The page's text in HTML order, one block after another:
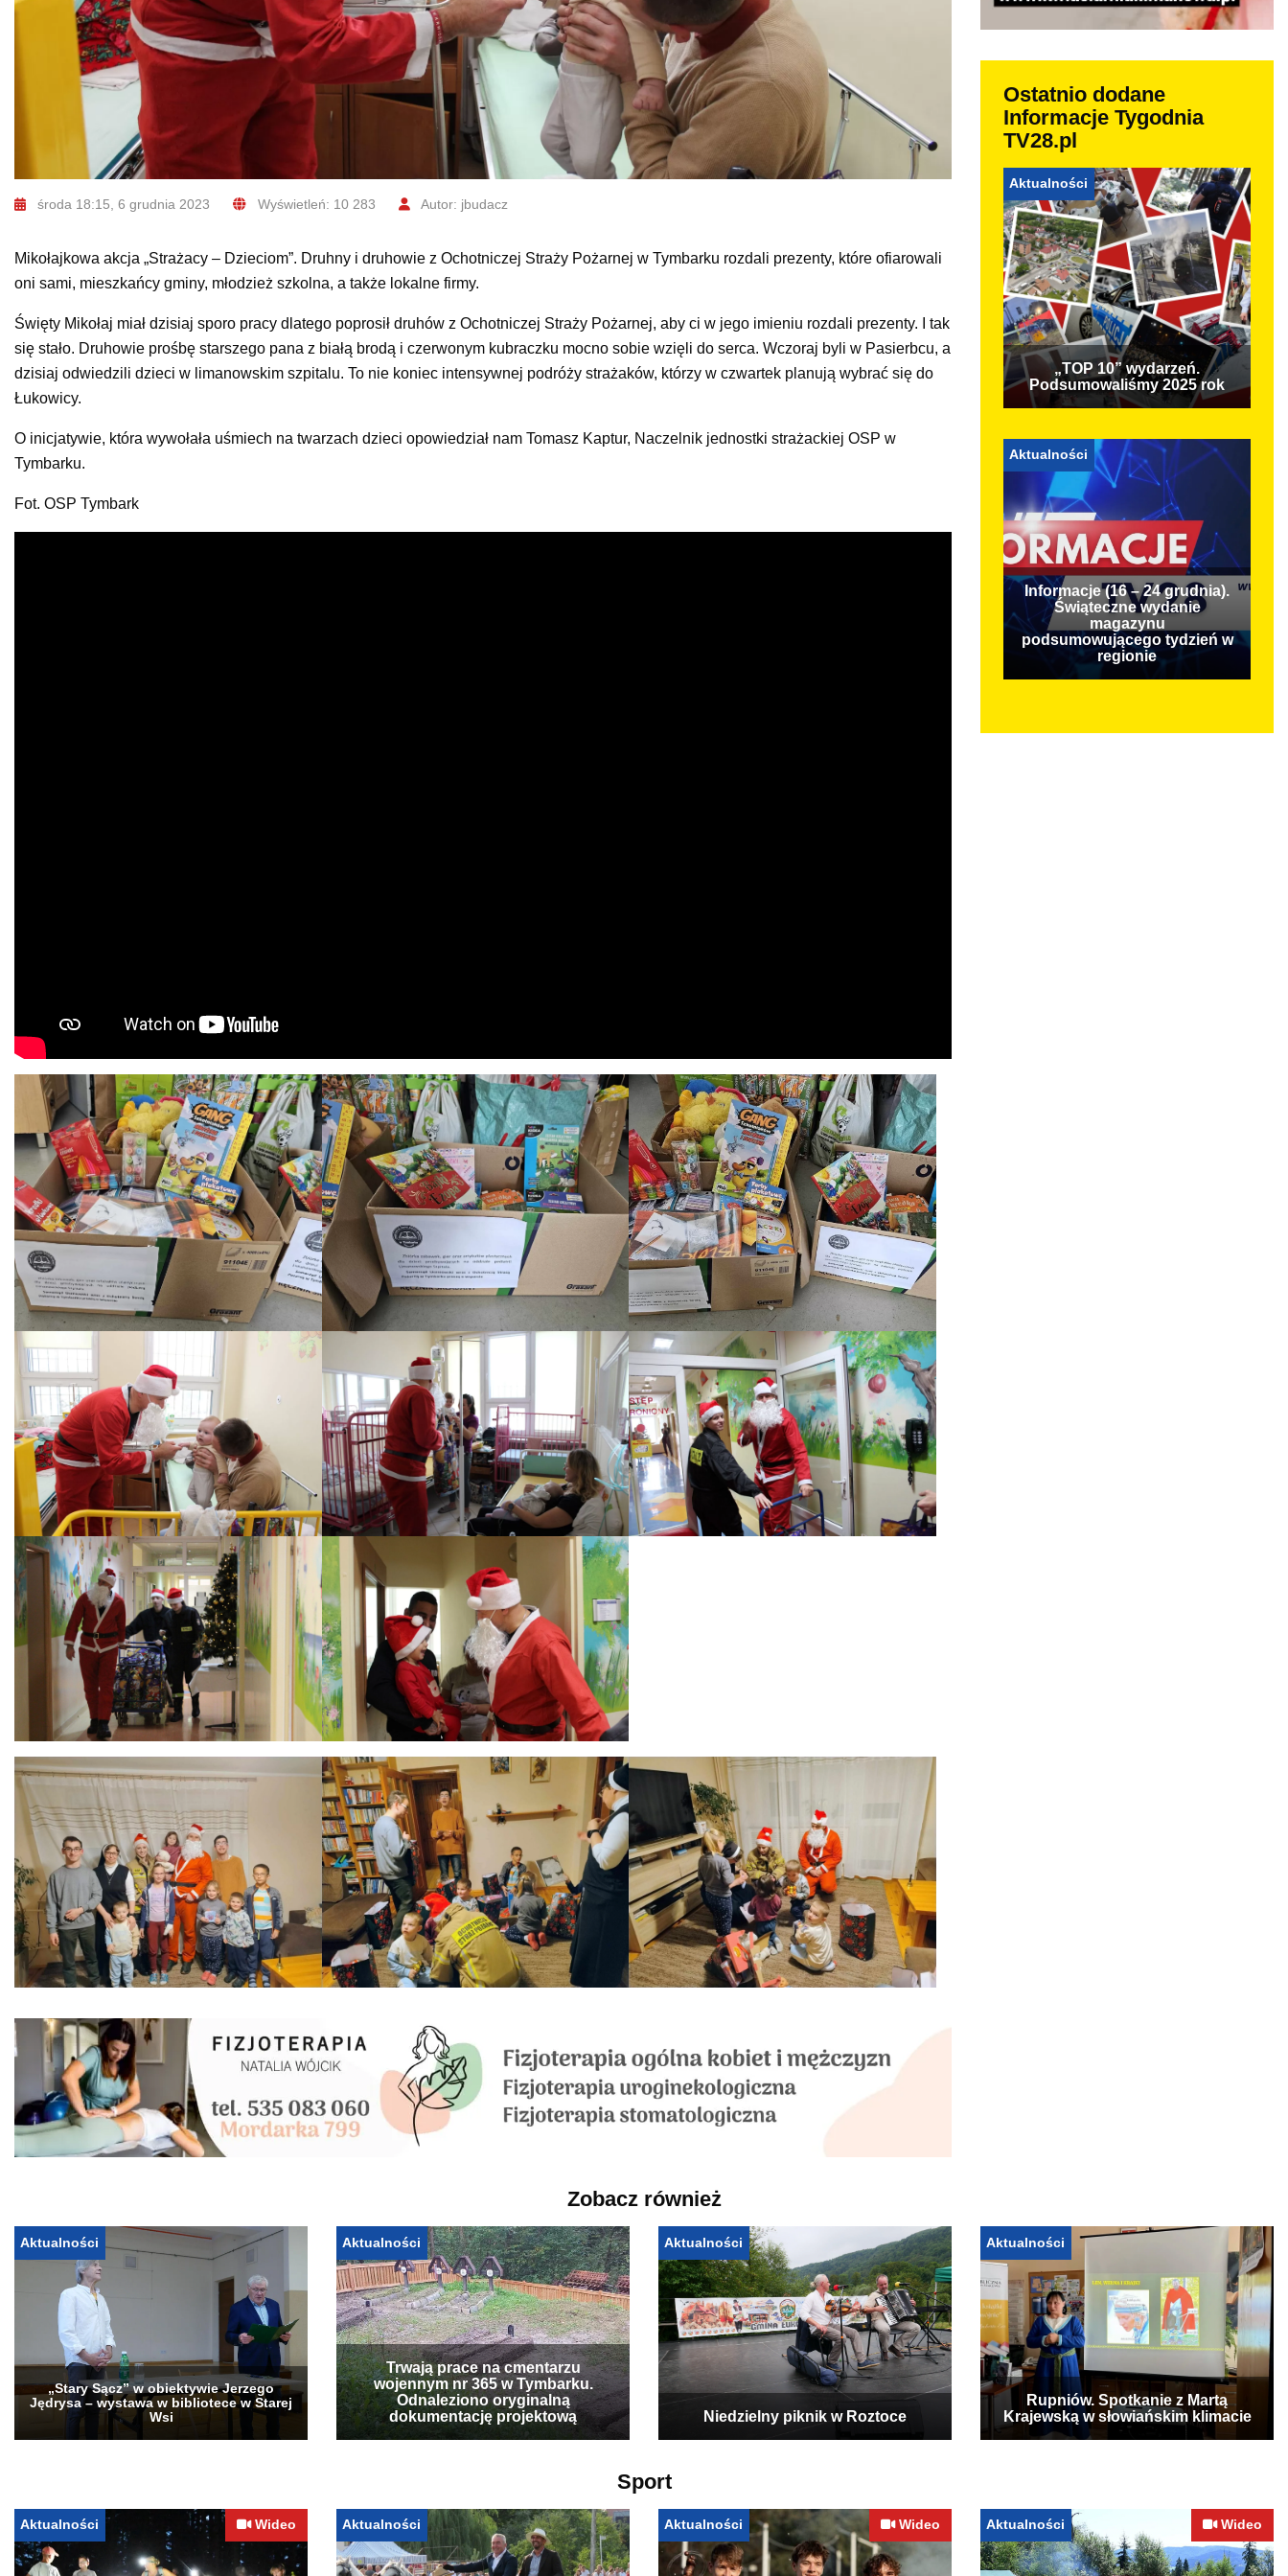
środa 18:15, 6 grudnia 2023 Wyświetleń: 10 283 Autor: jbudacz
Mikołajkowa akcja „Strażacy – Dzieciom”. Druhny i druhowie z Ochotniczej Straży Pożarnej w Tymbarku rozdali prezenty, które ofiarowali
oni sami, mieszkańcy gminy, młodzież szkolna, a także lokalne firmy.
Święty Mikołaj miał dzisiaj sporo pracy dlatego poprosił druhów z Ochotniczej Straży Pożarnej, aby ci w jego imieniu rozdali prezenty. I tak
się stało. Druhowie prośbę starszego pana z białą brodą i czerwonym kubraczku mocno sobie wzięli do serca. Wczoraj byli w Pasierbcu, a
dzisiaj odwiedzili dzieci w limanowskim szpitalu. To nie koniec intensywnej podróży strażaków, którzy w czwartek planują wybrać się do
Łukowicy.
O inicjatywie, która wywołała uśmiech na twarzach dzieci opowiedział nam Tomasz Kaptur, Naczelnik jednostki strażackiej OSP w
Tymbarku.
Fot. OSP Tymbark
Ostatnio dodane
Informacje Tygodnia
TV28.pl
Aktualności
„TOP 10” wydarzeń.
Podsumowaliśmy 2025 rok
Aktualności
Informacje (16 – 24 grudnia).
Świąteczne wydanie
magazynu
podsumowującego tydzień w
regionie
Zobacz również
Aktualności
„Stary Sącz” w obiektywie Jerzego
Jędrysa – wystawa w bibliotece w Starej
Wsi
Aktualności
Trwają prace na cmentarzu
wojennym nr 365 w Tymbarku.
Odnaleziono oryginalną
dokumentację projektową
Aktualności
Niedzielny piknik w Roztoce
Aktualności
Rupniów. Spotkanie z Martą
Krajewską w słowiańskim klimacie
Sport
Aktualności Wideo Aktualności Aktualności Wideo Aktualności Wideo